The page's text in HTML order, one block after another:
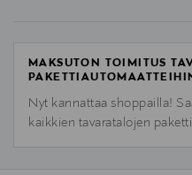
MAKSUTON TOIMITUS
Nyt kannattaa shoppailla!
kaikkien tavaratalojen